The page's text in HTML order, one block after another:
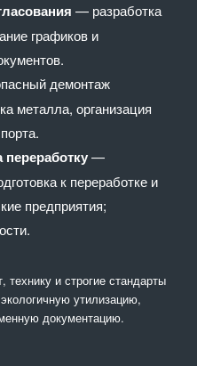
— разработка
графиков и
демонтаж
металла, организация
—
к переработке и
предприятия;
и строгие стандарты
утилизацию,
документацию.